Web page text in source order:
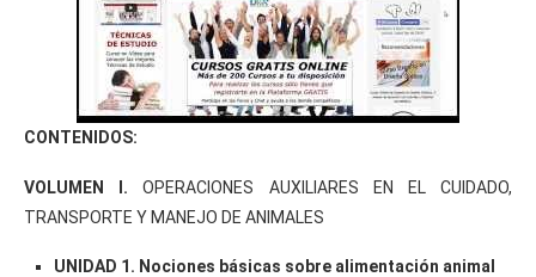
CONTENIDOS:
VOLUMEN I. OPERACIONES AUXILIARES EN EL CUIDADO,
TRANSPORTE Y MANEJO DE ANIMALES
UNIDAD 1. Nociones básicas sobre alimentación animal